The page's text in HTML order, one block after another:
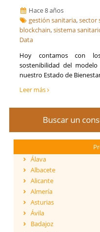
Hace 8 años
gestión sanitaria,sector
blockchain,sistema
Data
Hoy contamos con
sostenibilidad del
nuestro Estado de
Leer más
Buscar un
Álava
Albacete
Alicante
Almería
Asturias
Ávila
Badajoz